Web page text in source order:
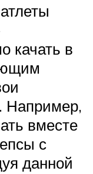
качать в
Например,
вместе
с
данной